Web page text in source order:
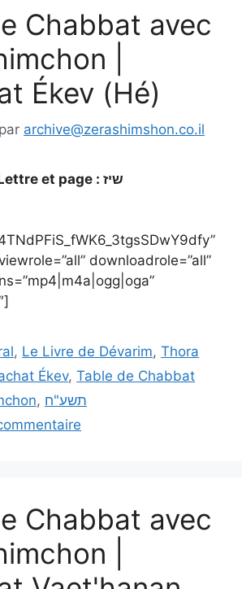
Chabbat avec
|
Ékev (Hé)
par archive@zerashimshon.co.il
Lettre et page : שיז
downloadrole=”all”
, Le Livre de Dévarim,Thora
Ékev,Table de Chabbat
, תשע"ח
Chabbat avec
|